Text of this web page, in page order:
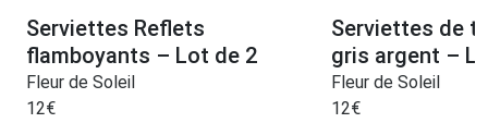
Serviettes Reflets
flamboyants – Lot de 2
Fleur de Soleil
12€
Serviettes de
gris argent –
Fleur de Soleil
12€